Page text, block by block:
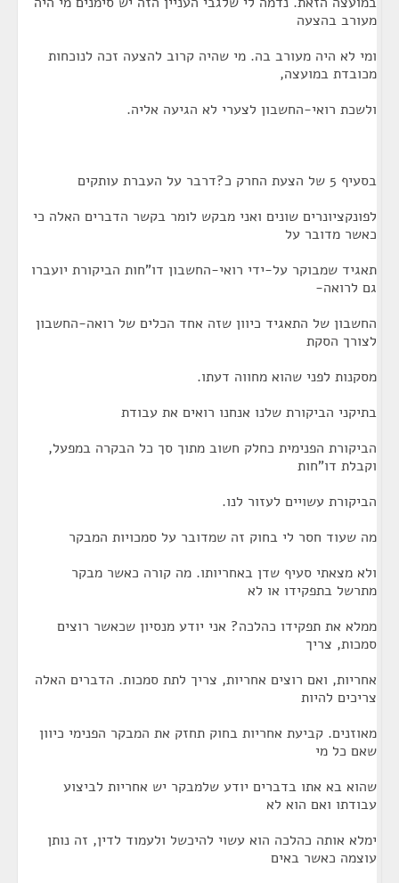
מעורב בהצעה
ומי לא היה מעורב בה. מי שהיה קרוב להצעה זכה לנוכחות
מכובדת במועצה,
ולשכת רואי-החשבון לצערי לא הגיעה אליה.
בסעיף 5 של הצעת החרק כ?דרבר על העברת עותקים
לפונקציונרים שונים ואני מבקש לומר בקשר הדברים האלה כי
כאשר מדובר על
תאגיד שמבוקר על-ידי רואי-החשבון דו"חות הביקורת יועברו
גם לרואה-
החשבון של התאגיד כיוון שזה אחד הכלים של רואה-החשבון
לצורך הסקת
מסקנות לפני שהוא מחווה דעתו.
בתיקני הביקורת שלנו אנחנו רואים את עבודת
הביקורת הפנימית כחלק חשוב מתוך סך כל הבקרה במפעל,
וקבלת דו"חות
הביקורת עשויים לעזור לנו.
מה שעוד חסר לי בחוק זה שמדובר על סמכויות המבקר
ולא מצאתי סעיף שדן באחריותו. מה קורה כאשר מבקר
מתרשל בתפקידו או לא
ממלא את תפקידו כהלכה? אני יודע מנסיון שכאשר רוצים
סמכות, צריך
אחריות, ואם רוצים אחריות, צריך לתת סמכות. הדברים האלה
צריכים להיות
מאוזנים. קביעת אחריות בחוק תחזק את המבקר הפנימי כיוון
שאם כל מי
שהוא בא אתו בדברים יודע שלמבקר יש אחריות לביצוע
עבודתו ואם הוא לא
ימלא אותה כהלכה הוא עשוי להיכשל ולעמוד לדין, זה נותן
עוצמה כאשר באים